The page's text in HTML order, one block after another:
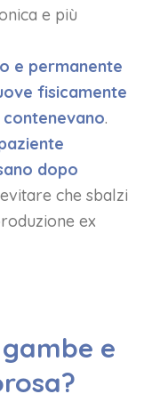
e più
e permanente
fisicamente
.
dopo
che sbalzi
ex
e